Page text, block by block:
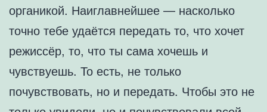
органикой. Наиглавнейшее — насколько
точно тебе удаётся передать то, что хочет
режиссёр, то, что ты сама хочешь и
чувствуешь. То есть, не только
почувствовать, но и передать. Чтобы это не